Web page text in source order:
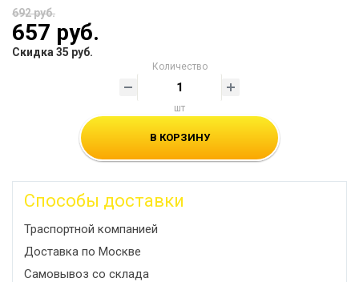
692 руб.
657 руб.
Скидка 35 руб.
Количество
шт
В КОРЗИНУ
Способы доставки
Траспортной компанией
Доставка по Москве
Самовывоз со склада